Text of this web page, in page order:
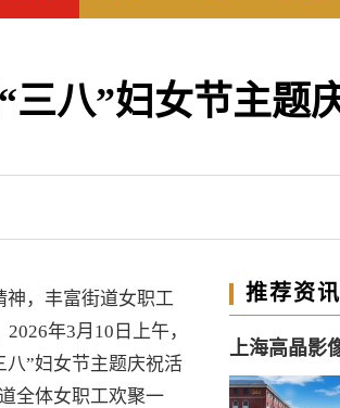
八”妇女节主题
神，丰富街道女职工
年3月10日上午，
”妇女节主题庆祝活
全体女职工欢聚一
推荐资讯